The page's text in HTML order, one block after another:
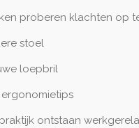
proberen klachten op
stoel
loepbril
ontstaan